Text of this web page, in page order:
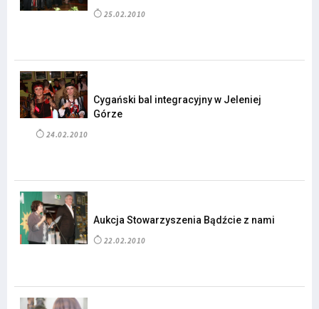
25.02.2010
Cygański bal integracyjny w Jeleniej
Górze
24.02.2010
Aukcja Stowarzyszenia Bądźcie z nami
22.02.2010